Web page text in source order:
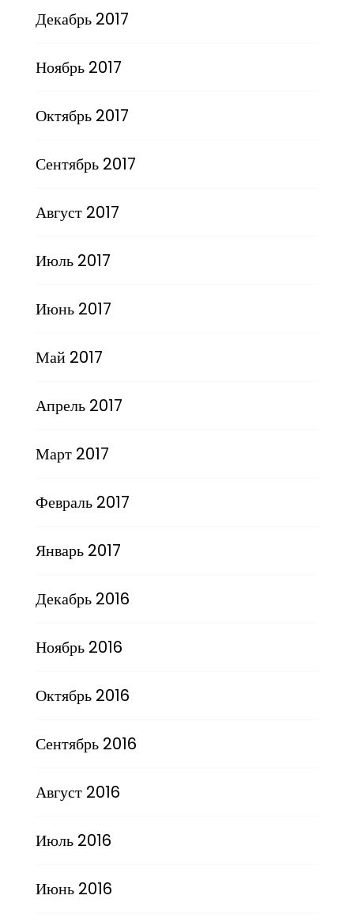
Декабрь 2017
Ноябрь 2017
Октябрь 2017
Сентябрь 2017
Август 2017
Июль 2017
Июнь 2017
Май 2017
Апрель 2017
Март 2017
Февраль 2017
Январь 2017
Декабрь 2016
Ноябрь 2016
Октябрь 2016
Сентябрь 2016
Август 2016
Июль 2016
Июнь 2016